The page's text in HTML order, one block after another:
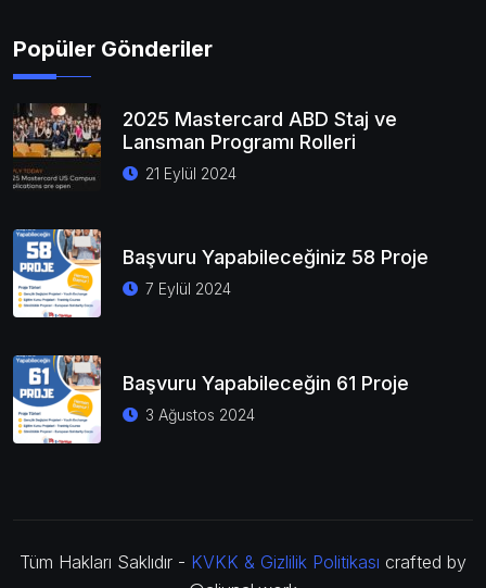
Popüler Gönderiler
2025 Mastercard ABD Staj ve
Lansman Programı Rolleri
21 Eylül 2024
Başvuru Yapabileceğiniz 58 Proje
7 Eylül 2024
Başvuru Yapabileceğin 61 Proje
3 Ağustos 2024
Tüm Hakları Saklıdır - KVKK & Gizlilik Politikası crafted by